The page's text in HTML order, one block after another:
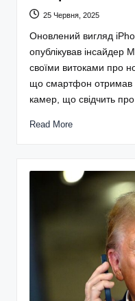
25 Червня, 2025
Оновлений вигляд
опублікував інсайдер
своїми витоками про
що смартфон отримав
камер, що свідчить
Read More